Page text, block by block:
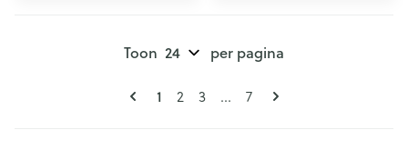
Pagina's
U lees momenteel pagina
1 Pagina
2 Pagina
3 ... Pagina
7
Toon per pagina